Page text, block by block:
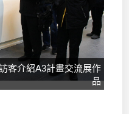
客介紹A3計畫交流展作
品